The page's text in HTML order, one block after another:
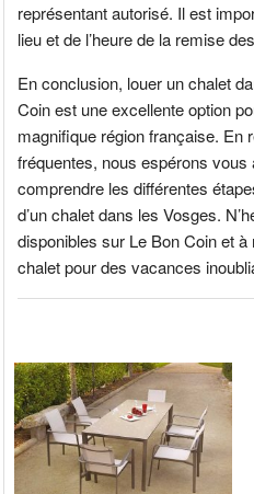
représentant autorisé. Il est
lieu et de l’heure de la remise
En conclusion, louer un chalet
Coin est une excellente option
magnifique région française. En
fréquentes, nous espérons vous
comprendre les différentes
d’un chalet dans les Vosges.
disponibles sur Le Bon Coin et
chalet pour des vacances